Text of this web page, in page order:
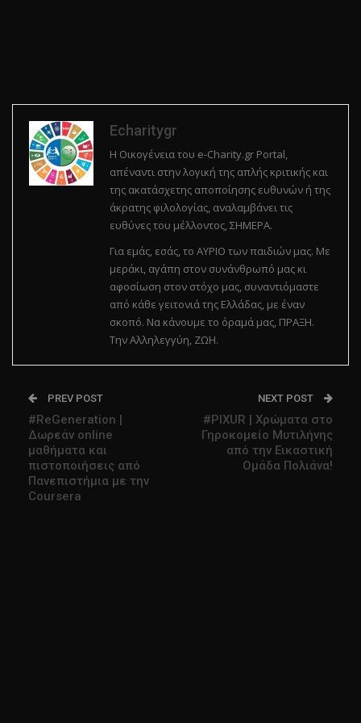
Echaritygr
Η Οικογένεια του e-Charity.gr Portal,
απέναντι στην λογική της απλής κριτικής και
της ακατάσχετης αποποίησης ευθυνών ή της
άκρατης φιλολογίας, αναλαμβάνει τις
ευθύνες του μέλλοντος, ΣΗΜΕΡΑ.
Για εμάς, εσάς, το ΑΥΡΙΟ των παιδιών μας. Με
μεράκι, αγάπη στον συνάνθρωπό μας κι
αφοσίωση στον στόχο μας, συναντιόμαστε
από κάθε γειτονιά της Ελλάδας, με έναν
σκοπό. Να κάνουμε το όραμά μας, ΠΡΑΞΗ.
Την Αλληλεγγύη, ΖΩΗ.
PREV POST
#ReGeneration |
Δωρεάν online
μαθήματα και
πιστοποιήσεις από
Πανεπιστήμια με την
Coursera
NEXT POST
#PIXUR | Χρώματα στο
Γηροκομείο Μυτιλήνης
από την Εικαστική
Ομάδα Πολιάνα!